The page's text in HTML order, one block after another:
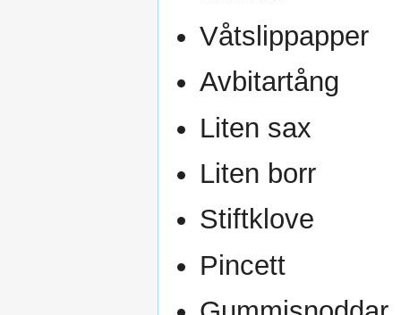
Våtslippapper
Avbitartång
Liten sax
Liten borr
Stiftklove
Pincett